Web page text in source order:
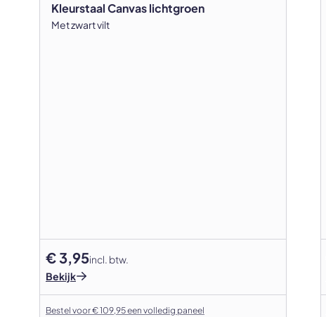
Kleurstaal Canvas lichtgroen
Met zwart vilt
€ 3,95incl. btw.
Bekijk
Bestel voor € 109,95 een volledig paneel